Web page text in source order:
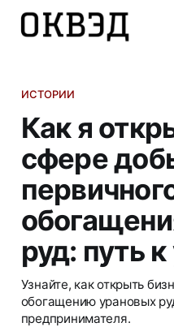
ИСТОРИИ
Как я
сфере
руд: путь
Узнайте, как открыть
обогащению урановых
предпринимателя.